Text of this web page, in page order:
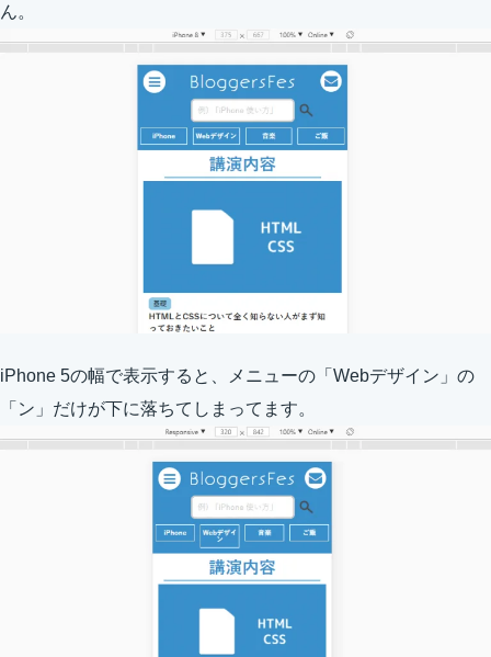
ん。
iPhone 5の幅で表示すると、メニューの「Webデザイン」の
「ン」だけが下に落ちてしまってます。